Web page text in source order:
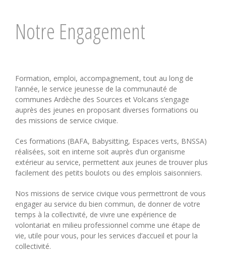
Notre Engagement
Formation, emploi, accompagnement, tout au long de
l’année, le service jeunesse de la communauté de
communes Ardèche des Sources et Volcans s’engage
auprès des jeunes en proposant diverses formations ou
des missions de service civique.
Ces formations (BAFA, Babysitting, Espaces verts, BNSSA)
réalisées, soit en interne soit auprès d’un organisme
extérieur au service, permettent aux jeunes de trouver plus
facilement des petits boulots ou des emplois saisonniers.
Nos missions de service civique vous permettront de vous
engager au service du bien commun, de donner de votre
temps à la collectivité, de vivre une expérience de
volontariat en milieu professionnel comme une étape de
vie, utile pour vous, pour les services d’accueil et pour la
collectivité.